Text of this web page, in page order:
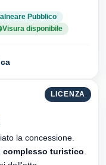
Pubblico
Visura disponibile
LICENZA
la concessione.
complesso turistico